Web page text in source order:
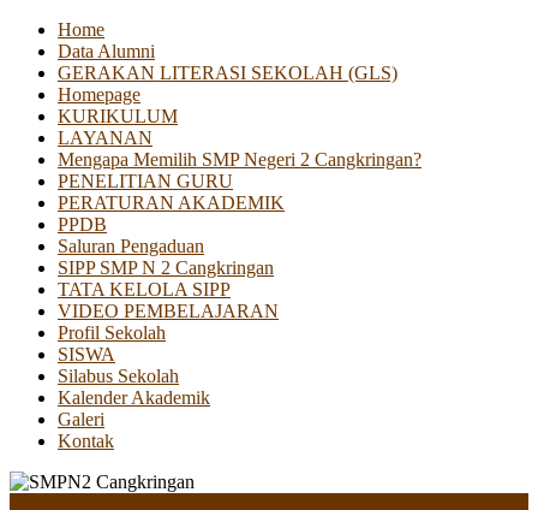
Home
Data Alumni
GERAKAN LITERASI SEKOLAH (GLS)
Homepage
KURIKULUM
LAYANAN
Mengapa Memilih SMP Negeri 2 Cangkringan?
PENELITIAN GURU
PERATURAN AKADEMIK
PPDB
Saluran Pengaduan
SIPP SMP N 2 Cangkringan
TATA KELOLA SIPP
VIDEO PEMBELAJARAN
Profil Sekolah
SISWA
Silabus Sekolah
Kalender Akademik
Galeri
Kontak